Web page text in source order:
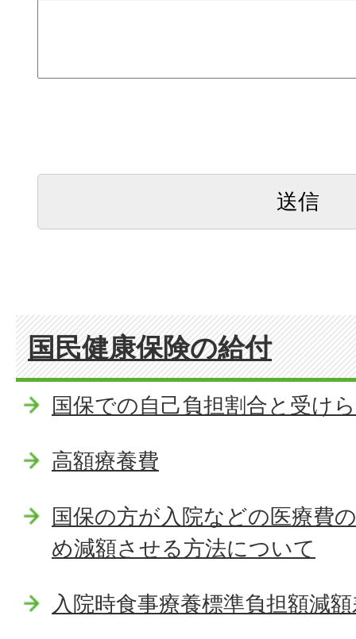
国民健康保険の給付
国保での自己負担割合と受け
高額療養費
国保の方が入院などの医療費
め減額させる方法について
入院時食事療養標準負担額減